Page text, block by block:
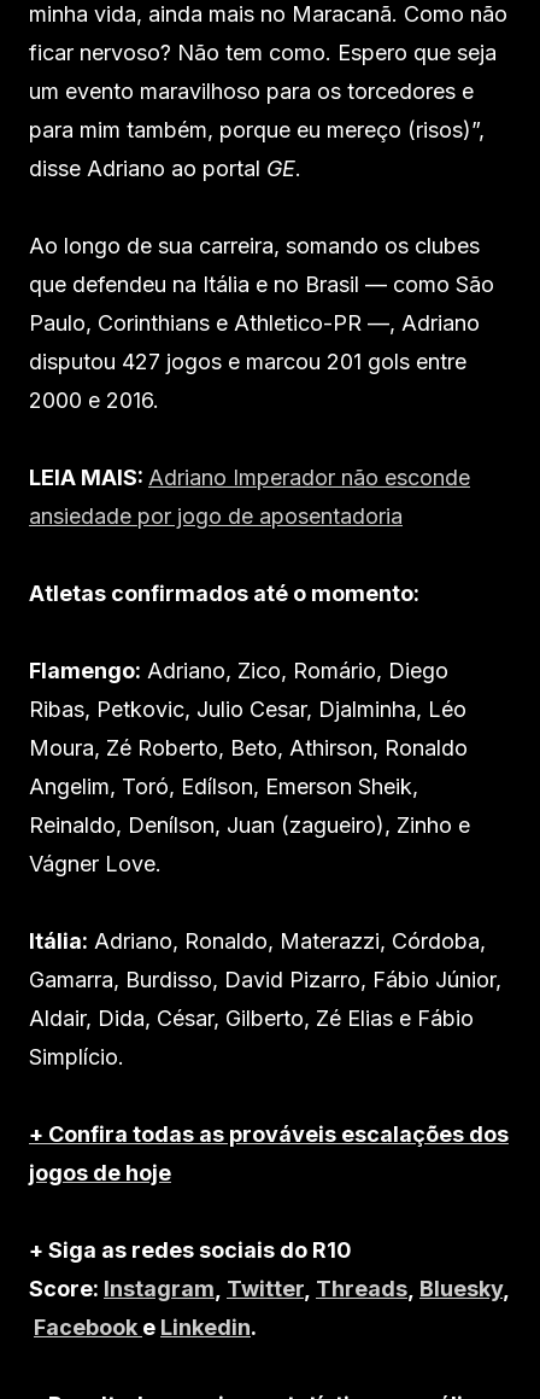
minha vida, ainda mais no Maracanã. Como não
ficar nervoso? Não tem como. Espero que seja
um evento maravilhoso para os torcedores e
para mim também, porque eu mereço (risos)”,
disse Adriano ao portal GE.
Ao longo de sua carreira, somando os clubes
que defendeu na Itália e no Brasil — como São
Paulo, Corinthians e Athletico-PR —, Adriano
disputou 427 jogos e marcou 201 gols entre
2000 e 2016.
LEIA MAIS: Adriano Imperador não esconde
ansiedade por jogo de aposentadoria
Atletas confirmados até o momento:
Flamengo: Adriano, Zico, Romário, Diego
Ribas, Petkovic, Julio Cesar, Djalminha, Léo
Moura, Zé Roberto, Beto, Athirson, Ronaldo
Angelim, Toró, Edílson, Emerson Sheik,
Reinaldo, Denílson, Juan (zagueiro), Zinho e
Vágner Love.
Itália: Adriano, Ronaldo, Materazzi, Córdoba,
Gamarra, Burdisso, David Pizarro, Fábio Júnior,
Aldair, Dida, César, Gilberto, Zé Elias e Fábio
Simplício.
+ Confira todas as prováveis escalações dos
jogos de hoje
+ Siga as redes sociais do R10
Score: Instagram Twitter Threads Bluesky,
Facebook e Linkedin.